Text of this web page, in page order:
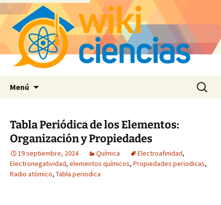
Menú Buscar:
Tabla Periódica de los Elementos:
Organización y Propiedades
19 septiembre, 2024 Química Electroafinidad,
Electronegatividad, elementos químicos, Propiedades periodicas,
Radio atómico, Tabla periodica